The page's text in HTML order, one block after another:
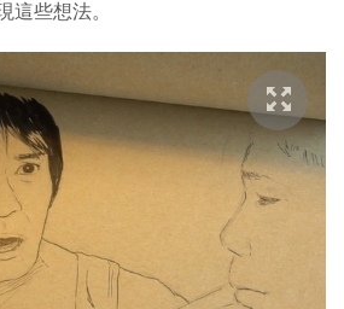
這些想法。